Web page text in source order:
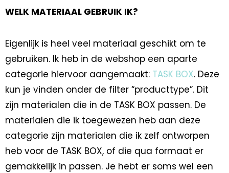
WELK MATERIAAL GEBRUIK IK?
Eigenlijk is heel veel materiaal geschikt om te
gebruiken. Ik heb in de webshop een aparte
categorie hiervoor aangemaakt: TASK BOX. Deze
kun je vinden onder de filter “producttype”. Dit
zijn materialen die in de TASK BOX passen. De
materialen die ik toegewezen heb aan deze
categorie zijn materialen die ik zelf ontworpen
heb voor de TASK BOX, of die qua formaat er
gemakkelijk in passen. Je hebt er soms wel een